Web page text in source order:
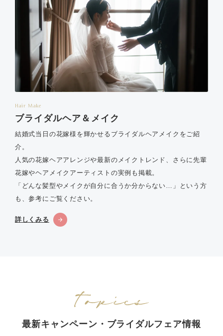
Hair Make
ブライダルヘア＆メイク
結婚式当日の花嫁様を輝かせるブライダルヘアメイクをご紹
介。
人気の花嫁ヘアアレンジや最新のメイクトレンド、さらに先輩
花嫁やヘアメイクアーティストの実例も掲載。
「どんな髪型やメイクが自分に合うか分からない…」という方
も、参考にご覧ください。
詳しくみる
最新キャンペーン・ブライダルフェア情報